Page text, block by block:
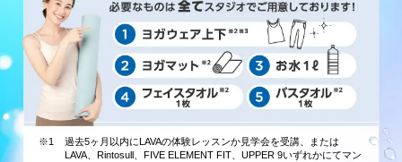
※1
過去5ヶ月以内にLAVAの体験レッスンか見学会を受講、または
LAVA、Rintosull、FIVE ELEMENT FIT、UPPER 9いずれかにてマン